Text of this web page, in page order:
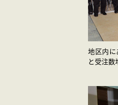
地区内
と受注